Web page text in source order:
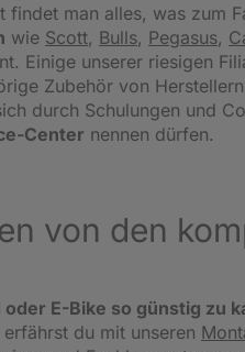
findet man alles, was
wie Scott, Bulls, Pegasus,
Einige unserer riesigen
Zubehör von
durch Schulungen und
Center nennen dürfen.
von den
oder E-Bike so günstig zu
du mit unseren